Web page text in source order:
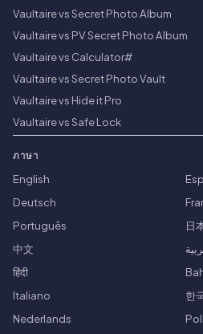
Vaultaire vs Secret Photo Album
Vaultaire vs PV Secret Photo Album
Vaultaire vs Calculator#
Vaultaire vs Secret Photo Vault
Vaultaire vs Hide it Pro
Vaultaire vs Safe Lock
ภาษา
English
Deutsch
Português
日
中文
हिंदी
Italiano
한
Nederlands